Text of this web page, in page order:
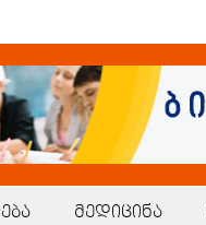
მედიცინა